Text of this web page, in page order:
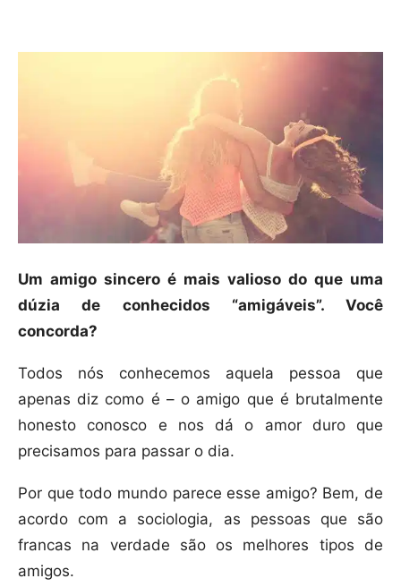
Um amigo sincero é mais valioso do que uma
dúzia de conhecidos “amigáveis”. Você
concorda?
Todos nós conhecemos aquela pessoa que
apenas diz como é – o amigo que é brutalmente
honesto conosco e nos dá o amor duro que
precisamos para passar o dia.
Por que todo mundo parece esse amigo? Bem, de
acordo com a sociologia, as pessoas que são
francas na verdade são os melhores tipos de
amigos.